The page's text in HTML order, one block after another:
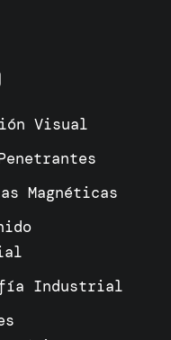
Visual
Magnéticas
Industrial